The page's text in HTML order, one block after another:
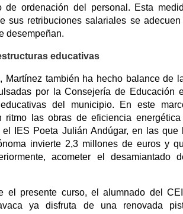
de ordenación del personal. Esta
sus retribuciones salariales se adecuen
desempeñan.
educativas
Martínez también ha hecho balance de
por la Consejería de Educación
educativas del municipio. En este
ritmo las obras de eficiencia
el IES Poeta Julián Andúgar, en las que
invierte 2,3 millones de euros y
acometer el desamiantado
el presente curso, el alumnado del
ya disfruta de una renovada